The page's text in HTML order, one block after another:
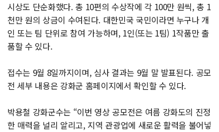
시상도 단순화했다. 총 10편의 수상작에 각 100만 원씩, 총 1
천만 원의 상금이 수여된다. 대한민국 국민이라면 누구나 개
인 또는 팀 단위로 참여 가능하며, 1인(또는 1팀) 1작품만 출
품할 수 있다.
접수는 9월 8일까지이며, 심사 결과는 9월 말 발표된다. 공모
전 세부 내용은 강화군 홈페이지에서 확인할 수 있다.
박용철 강화군수는 “이번 영상 공모전은 여름 강화도의 진정
한 매력을 널리 알리고, 지역 관광업에 새로운 활력을 불어넣